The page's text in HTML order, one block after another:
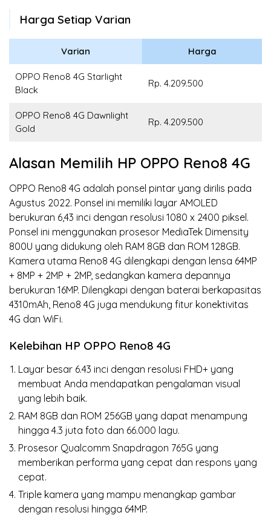
Harga Setiap Varian
Varian Harga
OPPO Reno8 4G Starlight
Black
Rp. 4.209.500
OPPO Reno8 4G Dawnlight
Gold
Rp. 4.209.500
Alasan Memilih HP OPPO Reno8 4G
OPPO Reno8 4G adalah ponsel pintar yang dirilis pada
Agustus 2022. Ponsel ini memiliki layar AMOLED
berukuran 6,43 inci dengan resolusi 1080 x 2400 piksel.
Ponsel ini menggunakan prosesor MediaTek Dimensity
800U yang didukung oleh RAM 8GB dan ROM 128GB.
Kamera utama Reno8 4G dilengkapi dengan lensa 64MP
+ 8MP + 2MP + 2MP, sedangkan kamera depannya
berukuran 16MP. Dilengkapi dengan baterai berkapasitas
4310mAh, Reno8 4G juga mendukung fitur konektivitas
4G dan WiFi.
Kelebihan HP OPPO Reno8 4G
Layar besar 6.43 inci dengan resolusi FHD+ yang
membuat Anda mendapatkan pengalaman visual
yang lebih baik.
RAM 8GB dan ROM 256GB yang dapat menampung
hingga 4.3 juta foto dan 66.000 lagu.
Prosesor Qualcomm Snapdragon 765G yang
memberikan performa yang cepat dan respons yang
cepat.
Triple kamera yang mampu menangkap gambar
dengan resolusi hingga 64MP.